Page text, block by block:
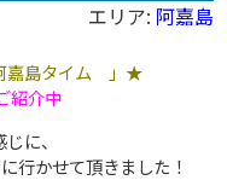
エリア: 阿嘉島
嘉島タイム 」★
紹介中
に、
行かせて頂きました！